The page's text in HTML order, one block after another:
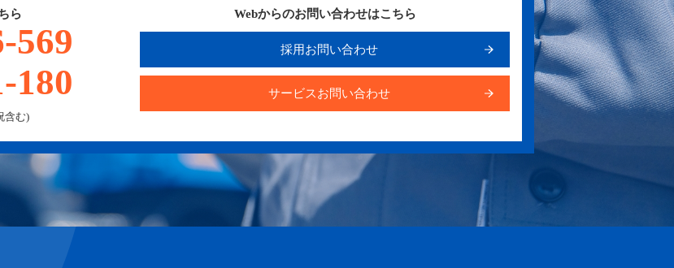
ら
569
180
含む)
Webからのお問い合わせはこちら
採用お問い合わせ
サービスお問い合わせ